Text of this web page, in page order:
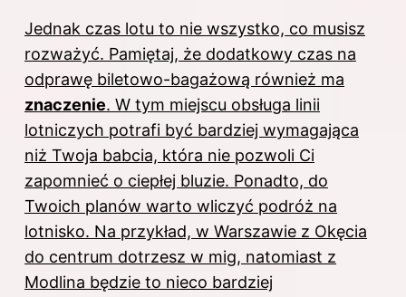
Jednak czas lotu to nie wszystko, co musisz
rozważyć. Pamiętaj, że dodatkowy czas na
odprawę biletowo-bagażową również ma
znaczenie. W tym miejscu obsługa linii
lotniczych potrafi być bardziej wymagająca
niż Twoja babcia, która nie pozwoli Ci
zapomnieć o ciepłej bluzie. Ponadto, do
Twoich planów warto wliczyć podróż na
lotnisko. Na przykład, w Warszawie z Okęcia
do centrum dotrzesz w mig, natomiast z
Modlina będzie to nieco bardziej